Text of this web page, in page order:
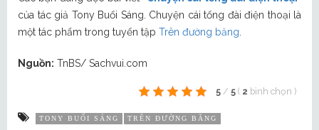
của tác giả Tony Buổi Sáng. Chuyện cái tổng đài điện thoại là
một tác phẩm trong tuyển tập Trên đường băng
Nguồn: TnBS/ Sachvui.com
5 / 5 ( 2 bình chọn )
TONY BUỔI SÁNG TRÊN ĐƯỜNG BĂNG